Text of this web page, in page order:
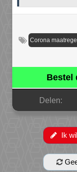
Corona
Bestel
Delen:
Ik